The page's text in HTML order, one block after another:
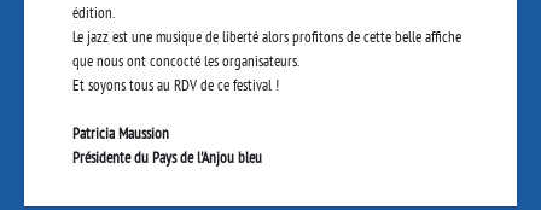
édition.
Le jazz est une musique de liberté alors profitons de cette belleaffiche
que nous ont concoctéles organisateurs.
Et soyons tous au RDV de ce festival !
Patricia Maussion
Présidente du Pays de l'Anjou bleu